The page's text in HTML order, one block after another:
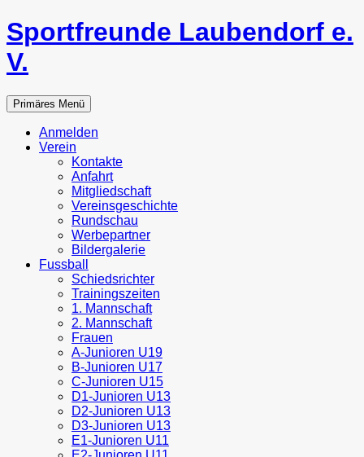
Zum
Inhalt
springen
Sportfreunde Laubendorf e.
V.
Suchen
Primäres Menü
Anmelden
Verein
Kontakte
Anfahrt
Mitgliedschaft
Vereinsgeschichte
Rundschau
Werbepartner
Bildergalerie
Fussball
Schiedsrichter
Trainingszeiten
1. Mannschaft
2. Mannschaft
Frauen
A-Junioren U19
B-Junioren U17
C-Junioren U15
D1-Junioren U13
D2-Junioren U13
D3-Junioren U13
E1-Junioren U11